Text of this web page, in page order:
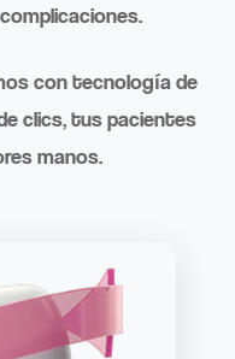
con tecnología de
clics, tus pacientes
manos.